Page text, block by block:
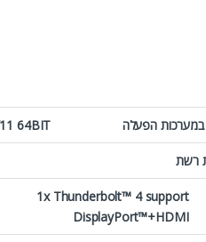
הפעלה 64BIT
רשת
1x Thunderbolt™ 4 support
DisplayPort™+HDMI